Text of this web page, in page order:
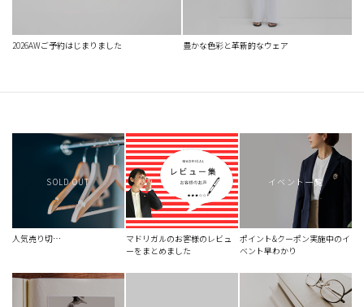
2026AWご予約はじまりました 豊かな色彩と革新的なウェア
SOLD OUT
人気売り切…
マドリガルのお客様のレビュ
ーをまとめました
イベント一覧
ポイント&クーポン実施中のイ
ベント早わかり